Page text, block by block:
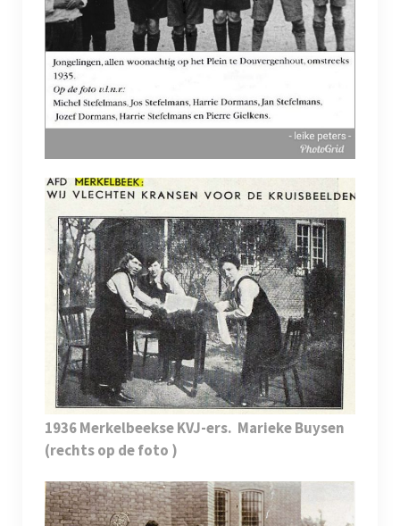
1936 Merkelbeekse KVJ-ers. Marieke Buysen
(rechts op de foto )